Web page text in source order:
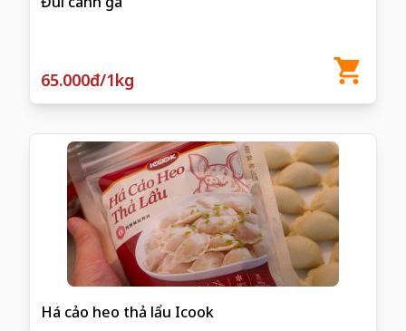
65.000đ/1kg
Há cảo heo thả lẩu Icook